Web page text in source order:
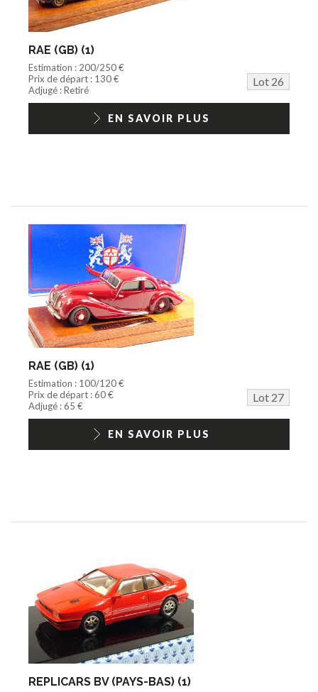
RAE (GB) (1)
Estimation : 200/250 €
Prix de départ : 130 €
Lot 26
Adjugé : Retiré
EN SAVOIR PLUS
RAE (GB) (1)
Estimation : 100/120 €
Prix de départ : 60 €
Lot 27
Adjugé : 65 €
EN SAVOIR PLUS
REPLICARS BV (PAYS-BAS) (1)